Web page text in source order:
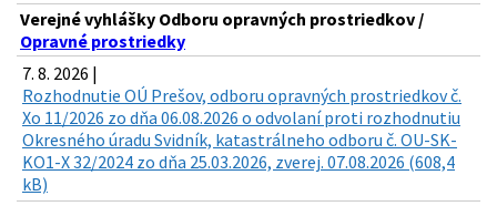
Verejné vyhlášky Odboru opravných prostriedkov /
Opravné prostriedky
7. 8. 2026 |
Rozhodnutie OÚ Prešov, odboru opravných prostriedkov č.
Xo 11/2026 zo dňa 06.08.2026 o odvolaní proti rozhodnutiu
Okresného úradu Svidník, katastrálneho odboru č. OU-SK-
KO1-X 32/2024 zo dňa 25.03.2026, zverej. 07.08.2026 (608,4
kB)